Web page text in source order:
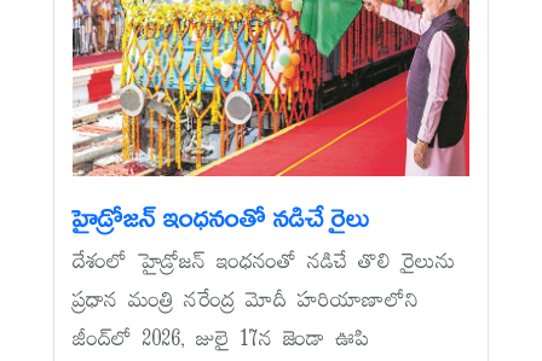
హైడ్రోజన్‌ ఇంధనంతో నడిచే రైలు
దేశంలో హైడ్రోజన్‌ ఇంధనంతో నడిచే తొలి రైలును
ప్రధాన మంత్రి నరేంద్ర మోదీ హరియాణాలోని
జీంద్‌లో 2026, జులై 17న జెండా ఊపి